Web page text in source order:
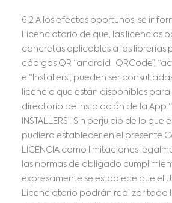
6.2 A los efectos oportunos, se
Licenciatario de que, las licencias
concretas aplicables a las librerías
códigos QR “android_QRCode”,
e “Installers”, pueden ser
licencia que están disponibles para
directorio de instalación de la App
INSTALLERS”. Sin perjuicio de lo que
pudiera establecer en el presente
LICENCIA como limitaciones
las normas de obligado
expresamente se establece que el
Licenciatario podrán realizar todo